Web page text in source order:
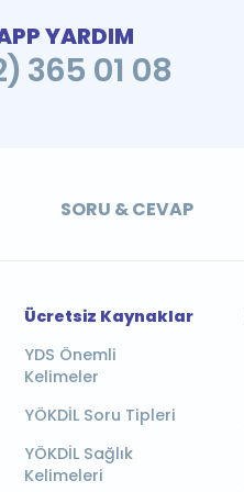
YARDIM
365 01 08
SORU & CEVAP
Ücretsiz Kaynaklar
YDS Önemli
Kelimeler
YÖKDİL Soru Tipleri
YÖKDİL Sağlık
Kelimeleri